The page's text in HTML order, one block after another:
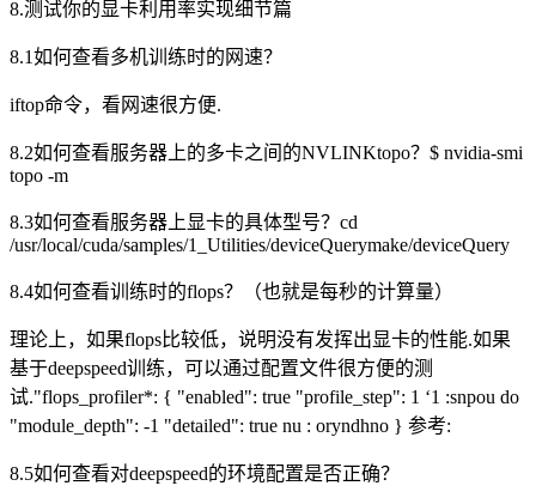
8.测试你的显卡利用率实现细节篇
8.1如何查看多机训练时的网速？
iftop命令，看网速很方便.
8.2如何查看服务器上的多卡之间的NVLINKtopo？$ nvidia-smi
topo -m
8.3如何查看服务器上显卡的具体型号？cd
/usr/local/cuda/samples/1_Utilities/deviceQuerymake/deviceQuery
8.4如何查看训练时的flops？（也就是每秒的计算量）
理论上，如果flops比较低，说明没有发挥出显卡的性能.如果
基于deepspeed训练，可以通过配置文件很方便的测
试."flops_profiler*: { "enabled": true "profile_step": 1 ‘1 :snpou do
"module_depth": -1 "detailed": true nu : oryndhno } 参考:
8.5如何查看对deepspeed的环境配置是否正确？